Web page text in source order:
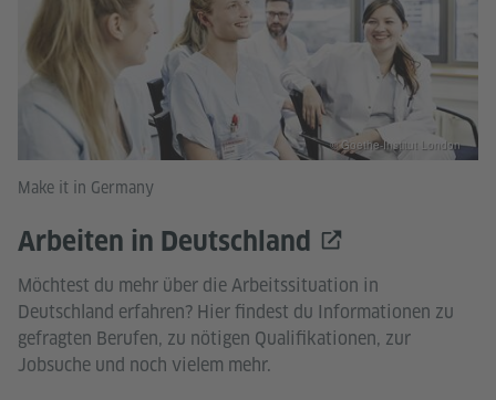
Make it in Germany
Arbeiten in Deutschland
Möchtest du mehr über die Arbeitssituation in
Deutschland erfahren? Hier findest du Informationen zu
gefragten Berufen, zu nötigen Qualifikationen, zur
Jobsuche und noch vielem mehr.
© Goethe-Institut London